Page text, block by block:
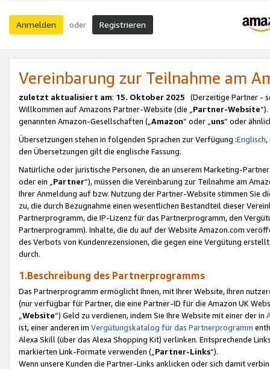
Anmelden oder Registrieren
Vereinbarung zur Teilnahme am
zuletzt aktualisiert am: 15. Oktober 2025 (Derzeitige Partner -
Willkommen auf Amazons Partner-Website (die „Partner-Website
genannten Amazon-Gesellschaften („Amazon“ oder „uns“ oder
Übersetzungen stehen in folgenden Sprachen zur Verfügung :Englisch,
den Übersetzungen gilt die englische Fassung.
Natürliche oder juristische Personen, die an unserem Marketing-
oder ein „Partner“), müssen die Vereinbarung zur Teilnahme am
Ihrer Anmeldung auf bzw. Nutzung der Partner-Website stimmen Sie
zu, die durch Bezugnahme einen wesentlichen Bestandteil dieser
Partnerprogramm, die IP-Lizenz für das Partnerprogramm, den
Partnerprogramm). Inhalte, die du auf der Website Amazon.com
des Verbots von Kundenrezensionen, die gegen eine Vergütung
durch.
1.Beschreibung des Partnerprogramms
Das Partnerprogramm ermöglicht Ihnen, mit Ihrer Website, Ihren
(nur verfügbar für Partner, die eine Partner-ID für die Amazon UK
Website“) Geld zu verdienen, indem Sie Ihre Website mit einer der in
ist, einer anderen im Vergütungskatalog für das Partnerprogramm
Alexa Skill (über das Alexa Shopping Kit) verlinken. Entsprechende
markierten Link-Formate verwenden („ Partner-Links“).
Wenn unsere Kunden die Partner-Links anklicken oder sich damit